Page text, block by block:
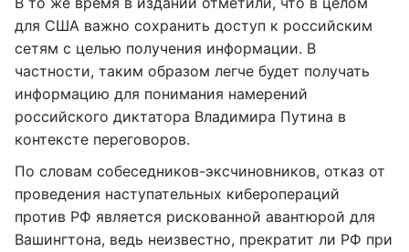
для США важно сохранить доступ к российским
сетям с целью получения информации. В
частности, таким образом легче будет получать
информацию для понимания намерений
российского диктатора Владимира Путина в
контексте переговоров.
По словам собеседников-эксчиновников, отказ от
проведения наступательных киберопераций
против РФ является рискованной авантюрой для
Вашингтона, ведь неизвестно, прекратит ли РФ при